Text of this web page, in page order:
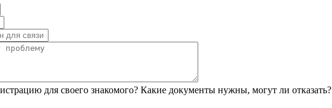
для своего знакомого? Какие документы нужны, могут ли отказать?